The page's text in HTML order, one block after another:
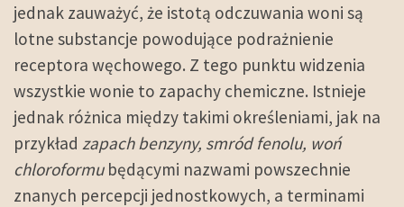
jednak zauważyć, że istotą odczuwania woni są
lotne substancje powodujące podrażnienie
receptora węchowego. Z tego punktu widzenia
wszystkie wonie to zapachy chemiczne. Istnieje
jednak różnica między takimi określeniami, jak na
przykład zapach benzyny, smród fenolu, woń
chloroformubędącymi nazwami powszechnie
znanych percepcji jednostkowych, a terminami